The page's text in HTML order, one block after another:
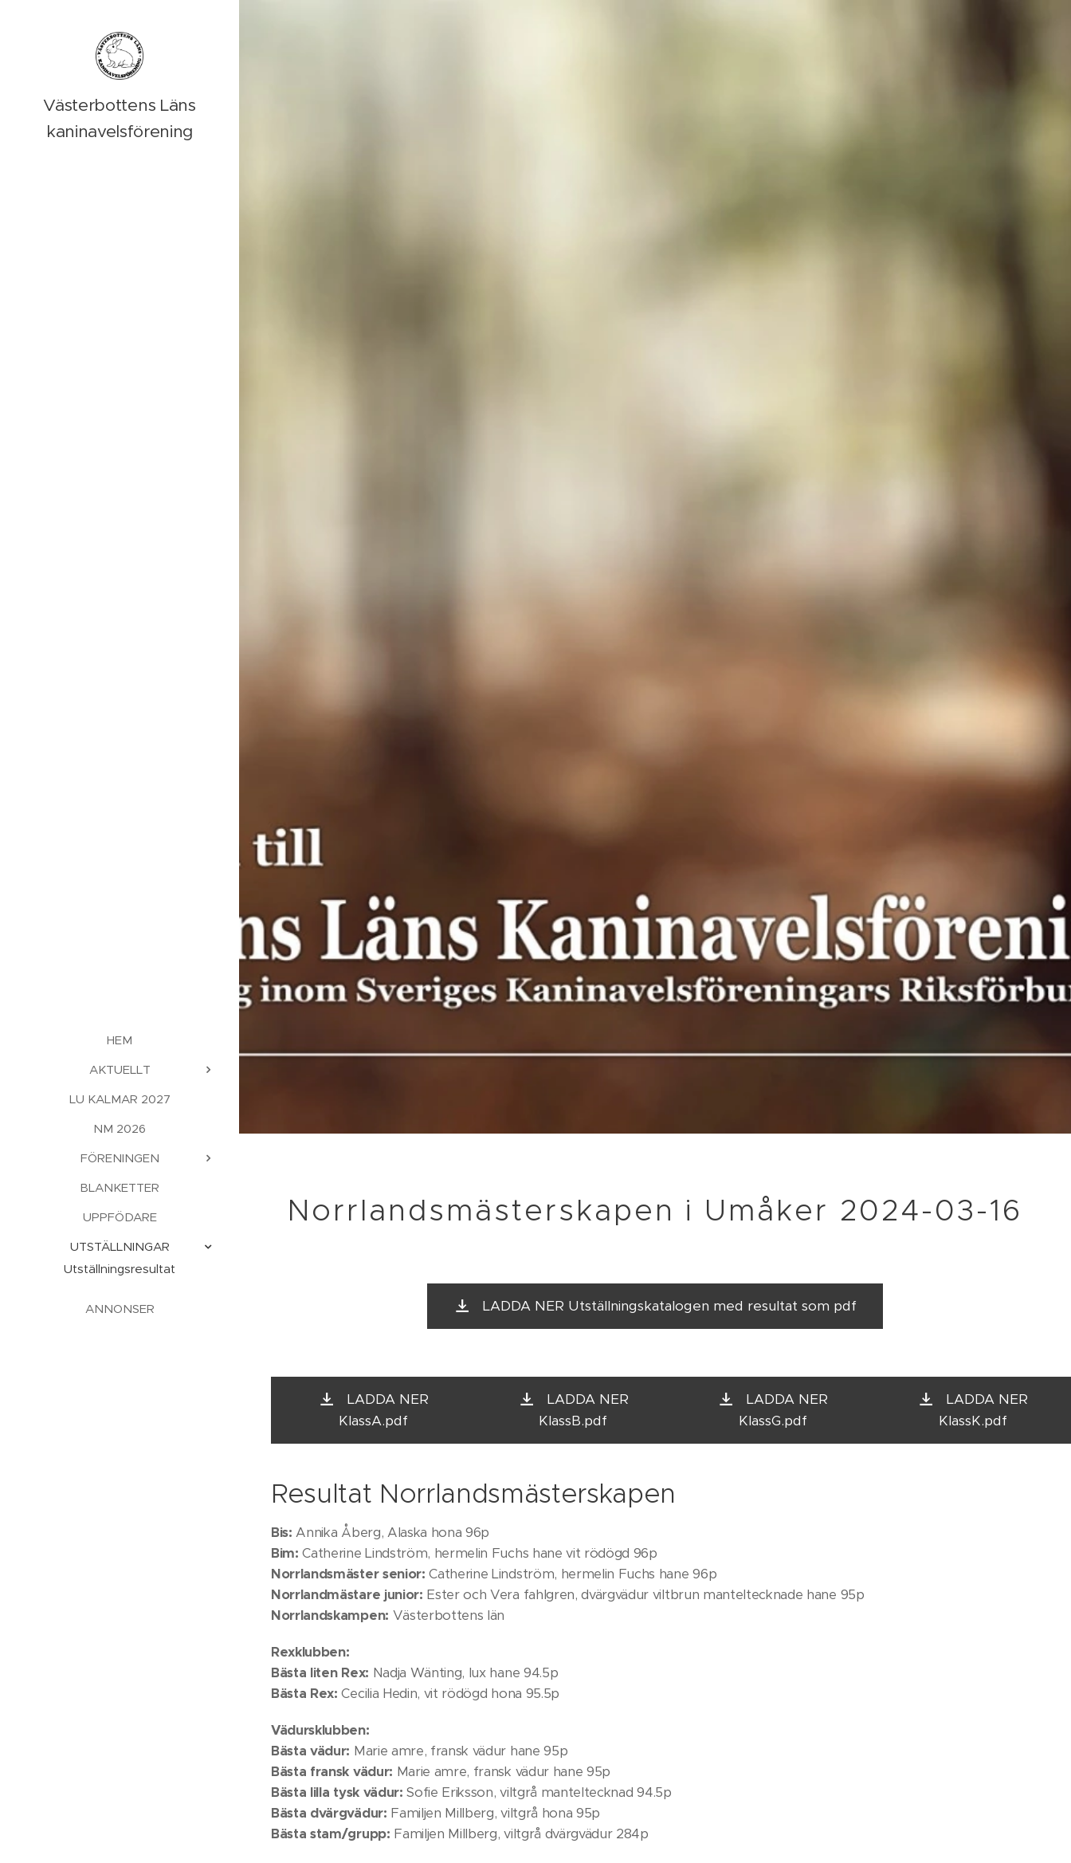
Västerbottens Läns
kaninavelsförening
HEM
AKTUELLT
LU KALMAR 2027
NM 2026
FÖRENINGEN
BLANKETTER
UPPFÖDARE
UTSTÄLLNINGAR
Utställningsresultat
ANNONSER
Norrlandsmästerskapen i Umåker 2024-03-16
LADDA NER Utställningskatalogen med resultat som pdf
LADDA NER
KlassA.pdf
LADDA NER
KlassB.pdf
LADDA NER
KlassG.pdf
LADDA NER
KlassK.pdf
Resultat Norrlandsmästerskapen
Bis: Annika Åberg, Alaska hona 96p
Bim: Catherine Lindström, hermelin Fuchs hane vit rödögd 96p
Norrlandsmäster senior: Catherine Lindström, hermelin Fuchs hane 96p
Norrlandmästare junior: Ester och Vera fahlgren, dvärgvädur viltbrun manteltecknade hane 95p
Norrlandskampen: Västerbottens län
Rexklubben:
Bästa liten Rex: Nadja Wänting, lux hane 94.5p
Bästa Rex: Cecilia Hedin, vit rödögd hona 95.5p
Vädursklubben:
Bästa vädur: Marie amre, fransk vädur hane 95p
Bästa fransk vädur: Marie amre, fransk vädur hane 95p
Bästa lilla tysk vädur: Sofie Eriksson, viltgrå manteltecknad 94.5p
Bästa dvärgvädur: Familjen Millberg, viltgrå hona 95p
Bästa stam/grupp: Familjen Millberg, viltgrå dvärgvädur 284p